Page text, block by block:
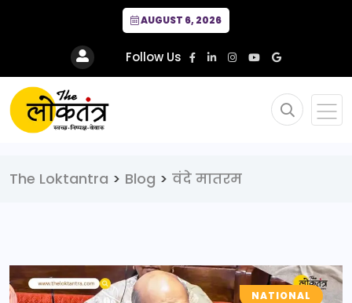
AUGUST 6, 2026
Follow Us
The Loktantra > Blog > वंदे मातरम
NATIONAL